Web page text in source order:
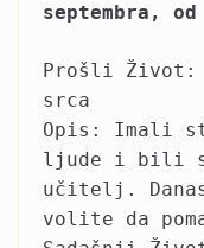
septembra,
Prošli Život:
srca
Opis: Imali
ljude i bili
učitelj.
volite da